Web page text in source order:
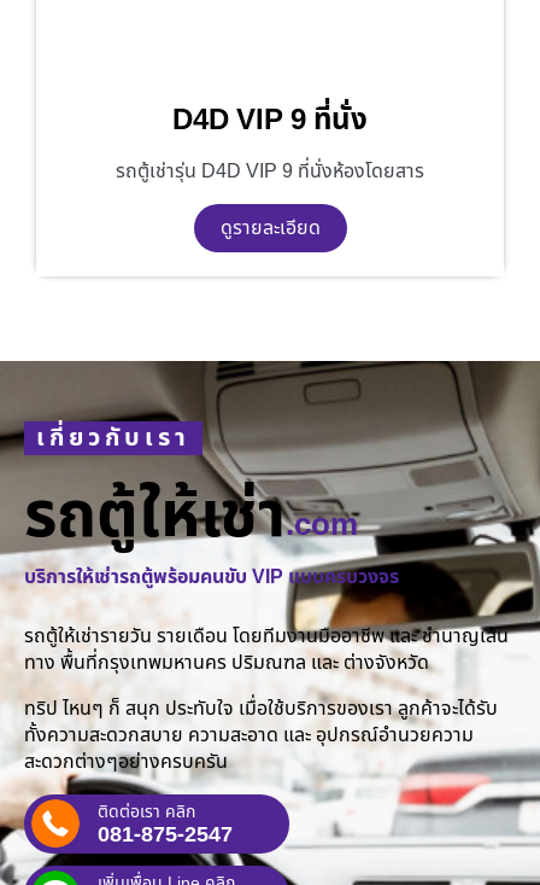
D4D VIP 9 ที่นั่ง
รถตู้เช่ารุ่น D4D VIP 9 ที่นั่งห้องโดยสาร
ดูรายละเอียด
เกี่ยวกับเรา
รถตู้ให้เช่า.com
บริการให้เช่ารถตู้พร้อมคนขับ VIP แบบครบวงจร
รถตู้ให้เช่ารายวัน รายเดือน โดยทีมงานมืออาชีพ และ ชำนาญเส้น
ทาง พื้นที่กรุงเทพมหานคร ปริมณฑล และ ต่างจังหวัด
ทริป ไหนๆ ก็ สนุก ประทับใจ เมื่อใช้บริการของเรา ลูกค้าจะได้รับ
ทั้งความสะดวกสบาย ความสะอาด และ อุปกรณ์อำนวยความ
สะดวกต่างๆอย่างครบครัน
ติดต่อเรา คลิก
081-875-2547